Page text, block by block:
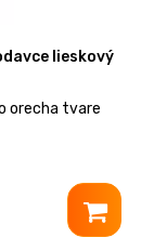
lieskový
orecha tvare